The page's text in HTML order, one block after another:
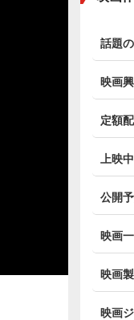
話題
映画
定額
上映
公開
映画
映画
映画